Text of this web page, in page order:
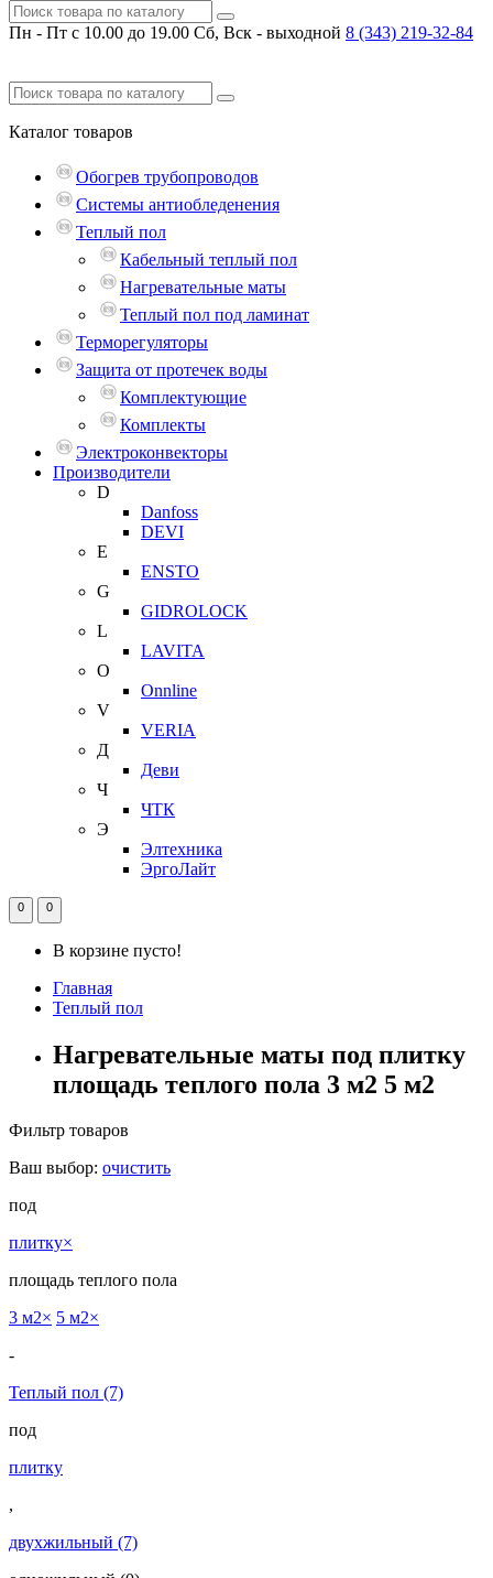
Пн - Пт с 10.00 до 19.00 Сб, Вск - выходной 8 (343) 219-32-84
Каталог товаров
Обогрев трубопроводов
Системы антиобледенения
Теплый пол
Кабельный теплый пол
Нагревательные маты
Теплый пол под ламинат
Терморегуляторы
Защита от протечек воды
Комплектующие
Комплекты
Электроконвекторы
Производители
D
Danfoss
DEVI
E
ENSTO
G
GIDROLOCK
L
LAVITA
O
Onnline
V
VERIA
Д
Деви
Ч
ЧТК
Э
Элтехника
ЭргоЛайт
0 0
В корзине пусто!
Главная
Теплый пол
Нагревательные маты под плитку
площадь теплого пола 3 м2 5 м2
Фильтр товаров
Ваш выбор: очистить
под
плитку×
площадь теплого пола
3 м2× 5 м2×
-
Теплый пол (7)
под
плитку
,
двухжильный (7)